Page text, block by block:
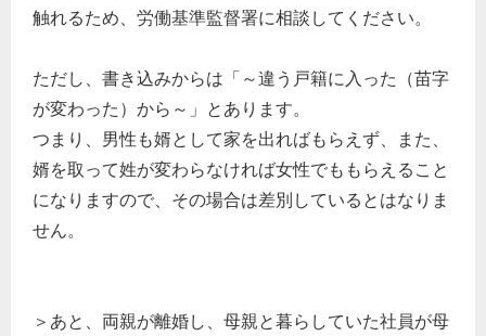
触れるため、労働基準監督署に相談してください。
ただし、書き込みからは「～違う戸籍に入った（苗字
が変わった）から～」とあります。
つまり、男性も婿として家を出ればもらえず、また、
婿を取って姓が変わらなければ女性でももらえること
になりますので、その場合は差別しているとはなりま
せん。
＞あと、両親が離婚し、母親と暮らしていた社員が母
どのカテゴリーに投稿しますか？
選択してください
企業法務